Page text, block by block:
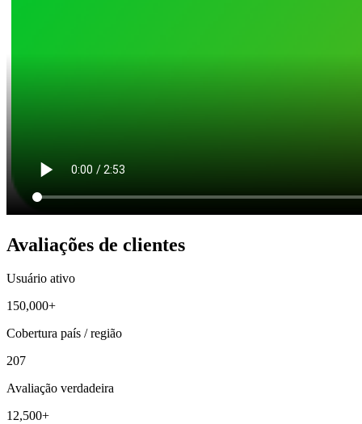
Avaliações de clientes
Usuário ativo
150,000+
Cobertura país / região
207
Avaliação verdadeira
12,500+